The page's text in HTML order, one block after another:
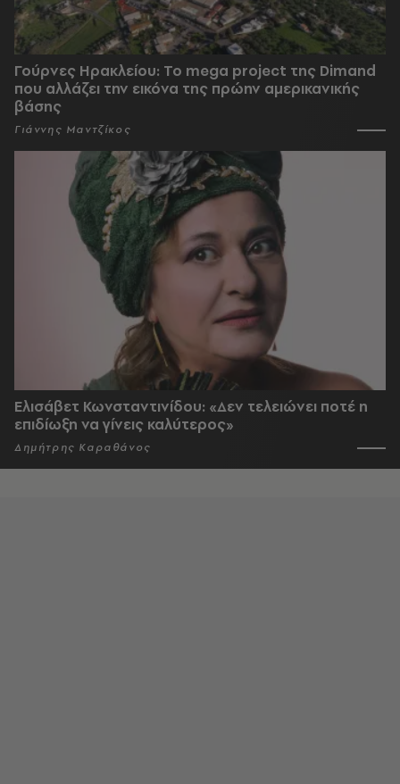
Γούρνες Ηρακλείου: To mega project της Dimand
που αλλάζει την εικόνα της πρώην αμερικανικής
βάσης
Γιάννης Μαντζίκος
Ελισάβετ Κωνσταντινίδου: «Δεν τελειώνει ποτέ η
επιδίωξη να γίνεις καλύτερος»
Δημήτρης Καραθάνος